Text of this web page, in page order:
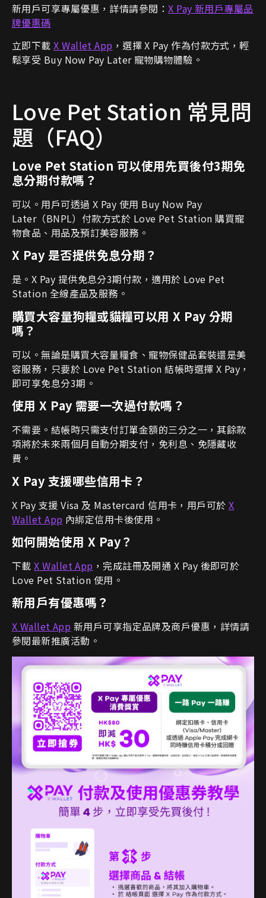
新用戶可享專屬優惠，詳情請參閱：X Pay 新用戶專屬品
牌優惠碼
立即下載X Wallet App ，選擇 X Pay 作為付款方式，輕
鬆享受 Buy Now Pay Later 寵物購物體驗。
Love Pet Station 常見問
題（FAQ）
Love Pet Station 可以使用先買後付3期免
息分期付款嗎？
可以。用戶可透過 X Pay 使用 Buy Now Pay
Later（BNPL）付款方式於 Love Pet Station 購買寵
物食品、用品及預訂美容服務。
X Pay 是否提供免息分期？
是。X Pay 提供免息分3期付款，適用於 Love Pet
Station 全線產品及服務。
購買大容量狗糧或貓糧可以用 X Pay 分期
嗎？
可以。無論是購買大容量糧食、寵物保健品套裝還是美
容服務，只要於 Love Pet Station 結帳時選擇 X Pay，
即可享免息分3期。
使用 X Pay 需要一次過付款嗎？
不需要。結帳時只需支付訂單金額的三分之一，其餘款
項將於未來兩個月自動分期支付，免利息、免隱藏收
費。
X Pay 支援哪些信用卡？
X Pay 支援 Visa 及 Mastercard 信用卡，用戶可於X
Wallet App 內綁定信用卡後使用。
如何開始使用 X Pay？
下載X Wallet App ，完成註冊及開通 X Pay 後即可於
Love Pet Station 使用。
新用戶有優惠嗎？
X Wallet App 新用戶可享指定品牌及商戶優惠，詳情請
參閱最新推廣活動。